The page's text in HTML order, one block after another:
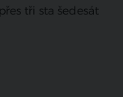
tři sta šedesát